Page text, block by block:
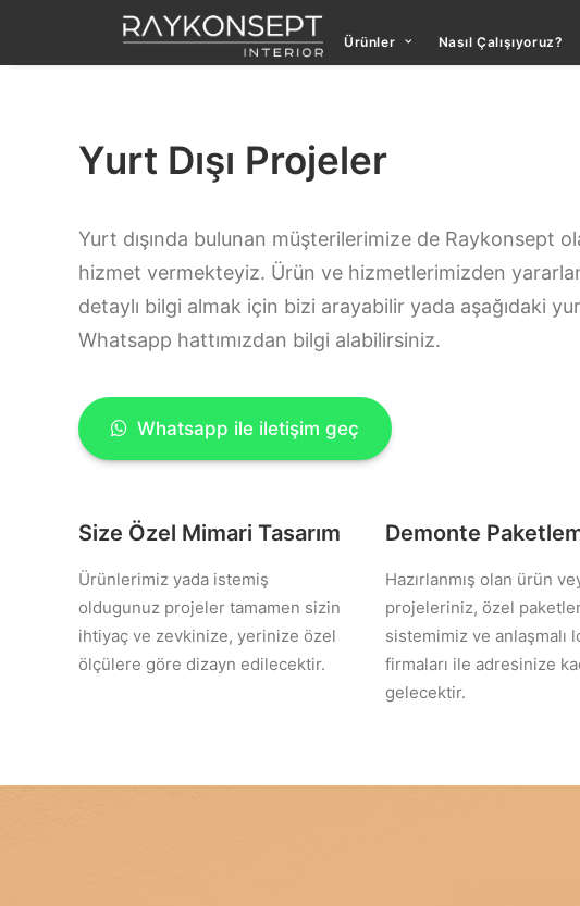
Ürünler Nasıl Çalışıyoruz?
Yurt Dışı Projeler
Yurt dışında bulunan müşterilerimize de Raykonsept
hizmet vermekteyiz. Ürün ve hizmetlerimizden
detaylı bilgi almak için bizi arayabilir yada aşağıdaki
Whatsapp hattımızdan bilgi alabilirsiniz.
Whatsapp ile iletişim geç
Size Özel Mimari Tasarım
Ürünlerimiz yada istemiş
oldugunuz projeler tamamen sizin
ihtiyaç ve zevkinize, yerinize özel
ölçülere göre dizayn edilecektir.
Demonte
Hazırlanmış olan ürün
projeleriniz, özel
sistemimiz ve anlaşmalı
firmaları ile adresinize
gelecektir.